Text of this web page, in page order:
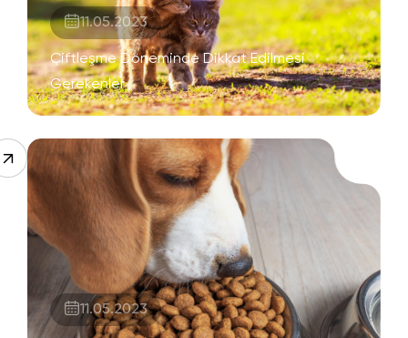
11.05.2023
Çiftleşme Döneminde Dikkat Edilmesi
Gerekenler
11.05.2023